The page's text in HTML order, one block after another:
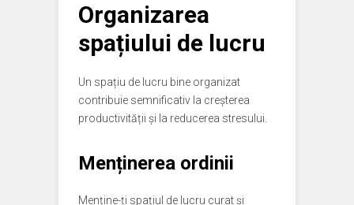
Organizarea
spațiului de lucru
Un spațiu de lucru bine organizat
contribuie semnificativ la creșterea
productivității și la reducerea stresului.
Menținerea ordinii
Menține-ți spațiul de lucru curat și